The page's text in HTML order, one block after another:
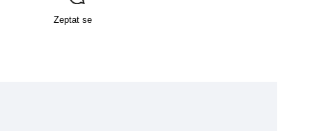
Zeptat se